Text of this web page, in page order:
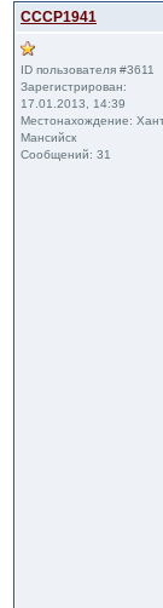
CCCP1941
ID пользователя #3611
Зарегистрирован:
17.01.2013, 14:39
Местонахождение:
Мансийск
Сообщений: 31